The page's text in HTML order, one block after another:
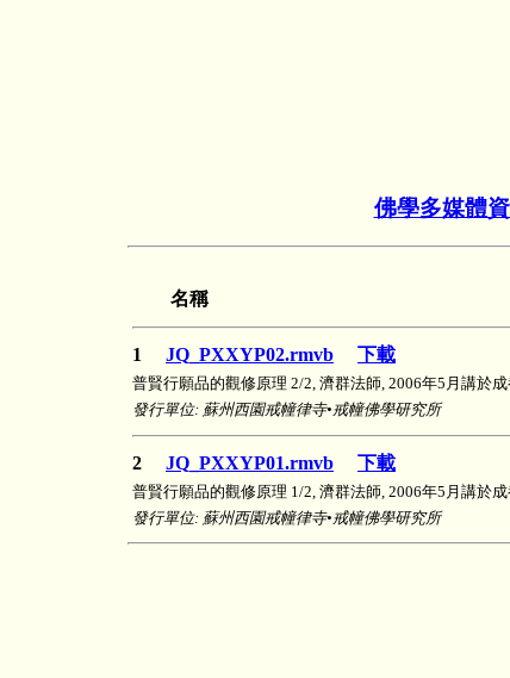
佛學多媒體
名稱
1 JQ_PXXYP02.rmvb 下載
普賢行願品的觀修原理 2/2, 濟群法師, 2006年5月講於
發行單位: 蘇州西園戒幢律寺•戒幢佛學研究所
2 JQ_PXXYP01.rmvb 下載
普賢行願品的觀修原理 1/2, 濟群法師, 2006年5月講於
發行單位: 蘇州西園戒幢律寺•戒幢佛學研究所